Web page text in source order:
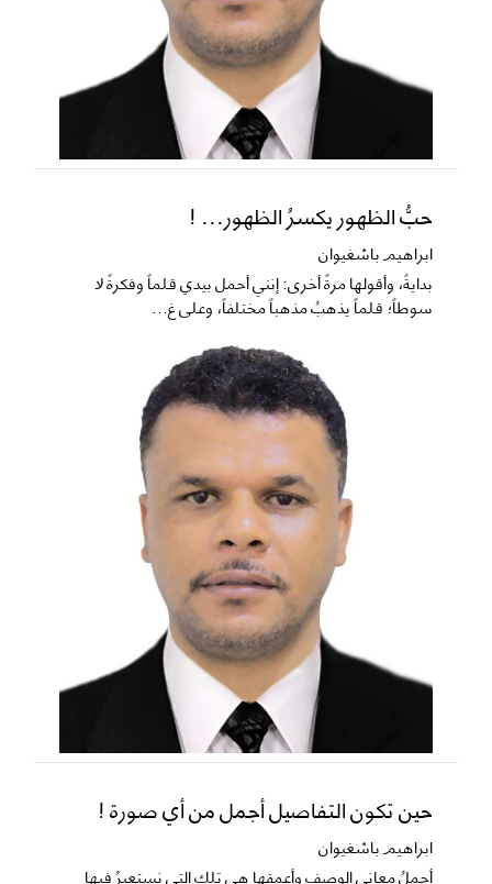
حبُّ الظهور يكسرُ الظهور... !
ابراهيم باشغيوان
​بدايةً، وأقولها مرةً أخرى: إنني أحمل بيدي قلماً وفكرةً لا
سوطاً؛ قلماً يذهبُ مذهباً مختلفاً، وعلى غ...
حين تكون التفاصيل أجمل من أي صورة !
ابراهيم باشغيوان
​أجملُ معاني الوصف وأعمقها هي تلك التي نستعيرُ فيها